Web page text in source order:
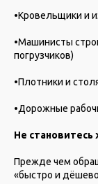
•Кровельщики и
•Машинисты
погрузчиков)
•Плотники и
•Дорожные
Не
Прежде чем
«быстро и